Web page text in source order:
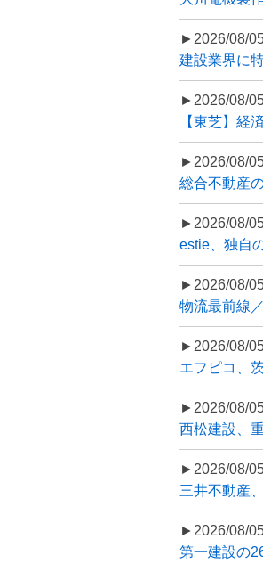
►2026/08/
建設業界に
►2026/08/
【東芝】経
►2026/08/
総合不動産
►2026/08/
estie、独自
►2026/08/
物流最前線
►2026/08/
エフピコ、
►2026/08/
西松建設、
►2026/08/
三井不動産
►2026/08/
第一建設の